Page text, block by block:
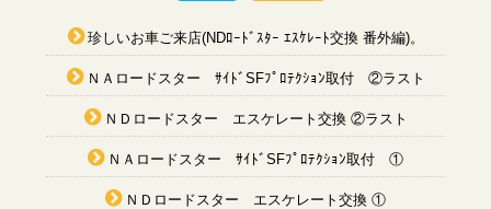
珍しいお車ご来店(NDﾛｰﾄﾞｽﾀｰ ｴｽｹﾚｰﾄ交換 番外編)。
ＮＡロードスター ｻｲﾄﾞSFﾌﾟﾛﾃｸｼｮﾝ取付 ②ラスト
ＮＤロードスター エスケレート交換 ②ラスト
ＮＡロードスター ｻｲﾄﾞSFﾌﾟﾛﾃｸｼｮﾝ取付 ①
ＮＤロードスター エスケレート交換 ①